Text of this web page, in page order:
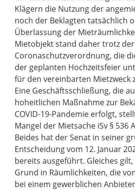
Klägern die Nutzung der
noch der Beklagten tatsächlich
Überlassung der
Mietobjekt stand daher trotz
Coronaschutzverordnung, die
der geplanten Hochzeitsfeier
für den vereinbarten Mietzweck
Eine Geschäftsschließung, die
hoheitlichen Maßnahme zur
COVID-19-Pandemie erfolgt,
Mangel der Mietsache iSv § 536
Beides hat der Senat in seiner
Entscheidung vom 12. Januar
bereits ausgeführt. Gleiches
Grund in Räumlichkeiten, die
bei einem gewerblichen